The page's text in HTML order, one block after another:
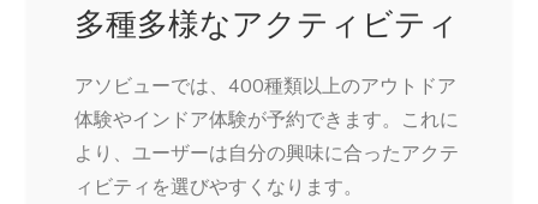
多種多様なアクティビティ
アソビューでは、400種類以上のアウトドア
体験やインドア体験が予約できます。これに
より、ユーザーは自分の興味に合ったアクテ
ィビティを選びやすくなります。